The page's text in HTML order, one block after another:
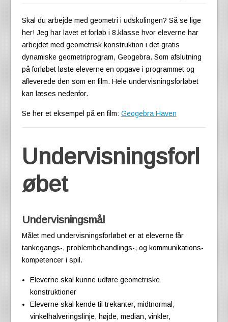
Skal du arbejde med geometri i udskolingen? Så se lige
her! Jeg har lavet et forløb i 8.klasse hvor eleverne har
arbejdet med geometrisk konstruktion i det gratis
dynamiske geometriprogram, Geogebra. Som afslutning
på forløbet løste eleverne en opgave i programmet og
afleverede den som en film. Hele undervisningsforløbet
kan læses nedenfor.
Se her et eksempel på en film: Geogebra Haven
Undervisningsforl
øbet
Undervisningsmål
Målet med undervisningsforløbet er at eleverne får
tankegangs-, problembehandlings-, og kommunikations-
kompetencer i spil.
Eleverne skal kunne udføre geometriske
konstruktioner
Eleverne skal kende til trekanter, midtnormal,
vinkelhalveringslinje, højde, median, vinkler,